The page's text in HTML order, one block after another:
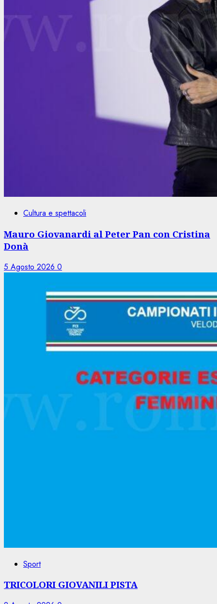
Cultura e spettacoli
Mauro Giovanardi al Peter Pan con Cristina
Donà
5 Agosto 2026 0
Sport
TRICOLORI GIOVANILI PISTA